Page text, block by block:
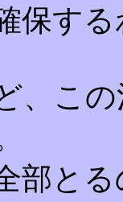
保す
、こ
部と